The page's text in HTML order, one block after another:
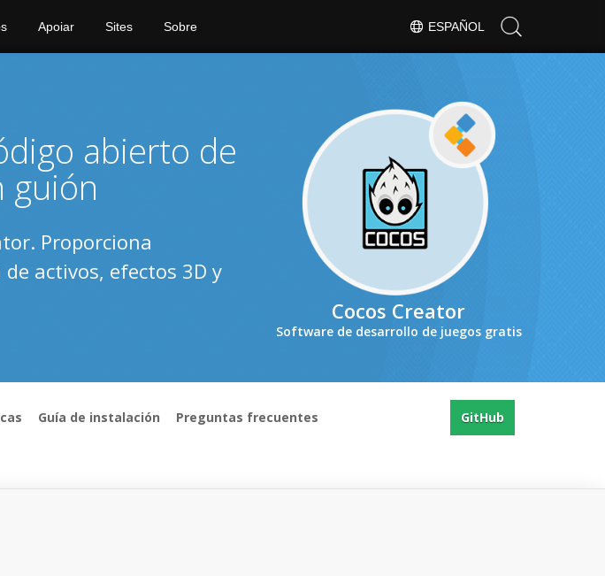
ESPAÑOL
Apoiar Sites Sobre
Cocos Creator
Software de desarrollo de juegos gratis
abierto de
guión
Proporciona
activos, efectos 3D y
Guía de instalación Preguntas frecuentes GitHub